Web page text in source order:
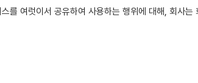
를 여럿이서 공유하여 사용하는 행위에 대해, 회사